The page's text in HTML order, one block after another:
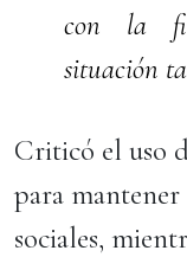
con la
situación
Criticó el uso
para
sociales,